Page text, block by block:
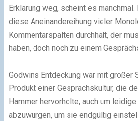
Erklärung weg, scheint es manchmal.
diese Aneinandereihung vieler
Kommentarspalten durchhält, der
haben, doch noch zu einem
Godwins Entdeckung war mit großer
Produkt einer Gesprächskultur, die
Hammer hervorholte, auch um
abzuwürgen, um sie endgültig